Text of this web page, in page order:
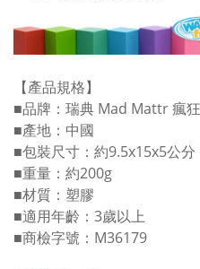
【產品規格】
■品牌：瑞典 Mad Mattr 瘋
■產地：中國
■包裝尺寸：約9.5x15x5公分
■重量：約200g
■材質：塑膠
■適用年齡：3歲以上
■商檢字號：M36179